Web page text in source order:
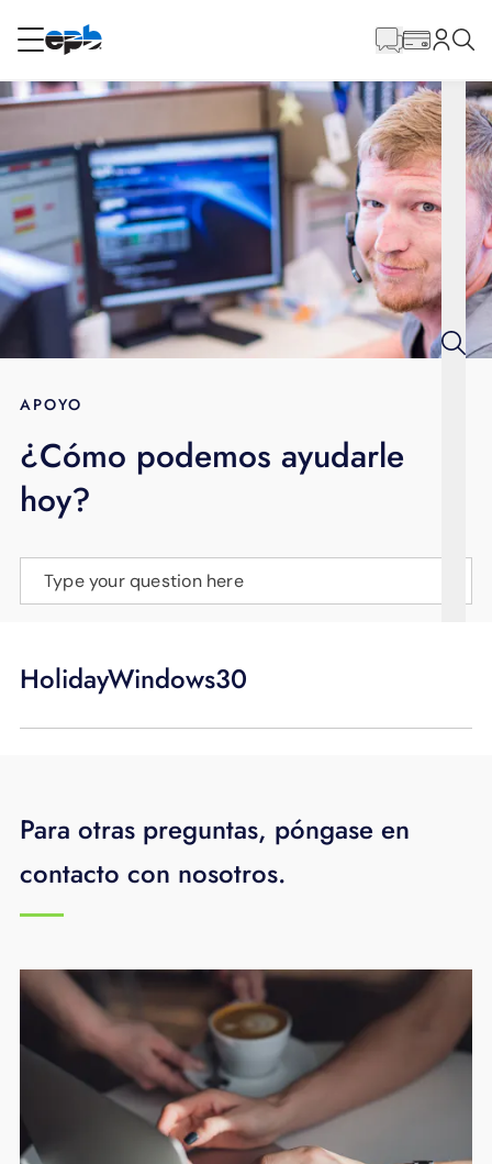
RESIDENCIAL
Internet
Energía
Televisión
BLOG
APOYO
principal
APOYO
¿Cómo podemos ayudarle
hoy?
Type your question here
HolidayWindows30
Para otras preguntas, póngase en
contacto con nosotros.